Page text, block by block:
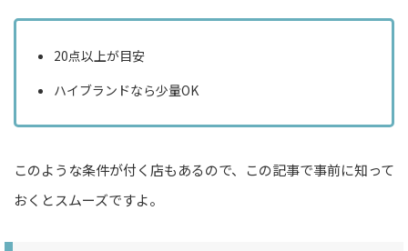
20点以上が目安
ハイブランドなら少量OK
このような条件が付く店もあるので、この記事で事前に知って
おくとスムーズですよ。